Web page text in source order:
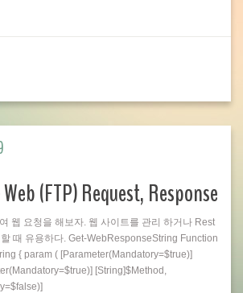
(FTP) Request, Response
웹 요청을 해보자. 웹 사이트를 관리 하거나 Rest
때 유용하다. Get-WebResponseString Function
{ param ( [Parameter(Mandatory=$true)]
[String]$Method,